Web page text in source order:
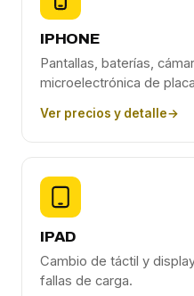
IPHONE
Pantallas, baterías,
microelectrónica de
Ver precios y detalle→
IPAD
Cambio de táctil y
fallas de carga.